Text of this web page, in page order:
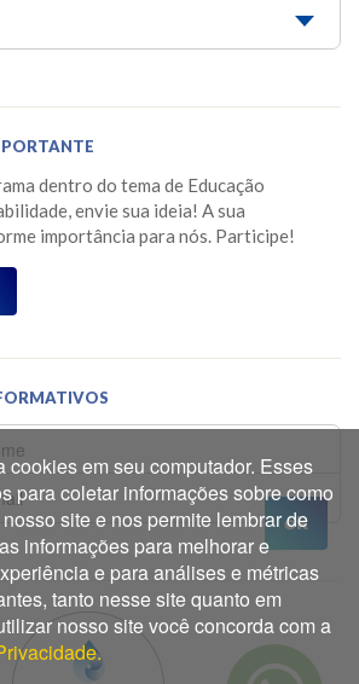
Água
Aqui
dentro do tema de Educação
envie sua ideia! A sua
importância para nós. Participe!
cookies em seu computador. Esses
para coletar informações sobre como
site e nos permite lembrar de
informações para melhorar e
e para análises e métricas
tanto nesse site quanto em
nosso site você concorda com a